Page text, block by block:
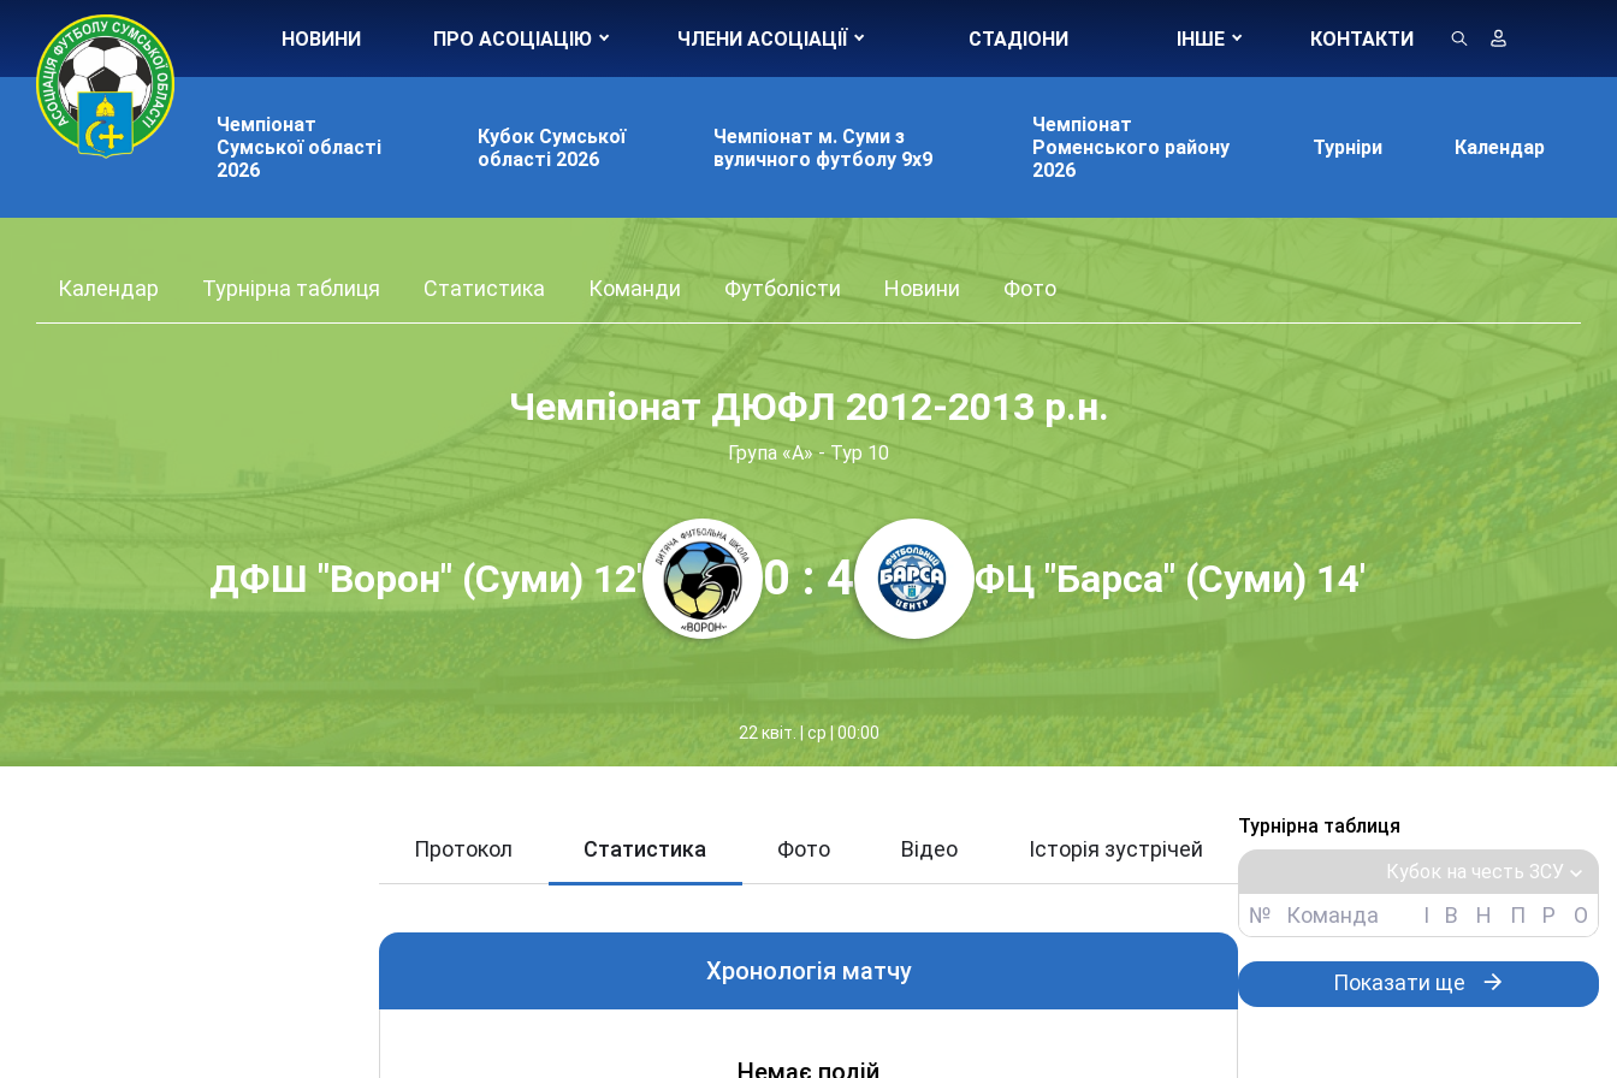
НОВИНИ ПРО АСОЦІАЦІЮ ЧЛЕНИ АСОЦІАЦІЇ СТАДІОНИ ІНШЕ КОНТАКТИ
Чемпіонат
Сумської області
2026
Кубок Сумської
області 2026
Чемпіонат м. Суми з
вуличного футболу 9х9
Чемпіонат
Роменського району
2026
Турніри Календар
Календар Турнірна таблиця Статистика Команди Футболісти Новини Фото
Чемпіонат ДЮФЛ 2012-2013 р.н.
Група «А» - Тур 10
ДФШ "Ворон" (Суми) 12' 0 : 4 ФЦ "Барса" (Суми) 14'
22 квіт. | ср | 00:00
Протокол Статистика Фото Відео Історія зустрічей
Хронологія матчу
Немає подій
Турнірна таблиця
Кубок на честь ЗСУ
№ Команда І В Н П Р О
Показати ще